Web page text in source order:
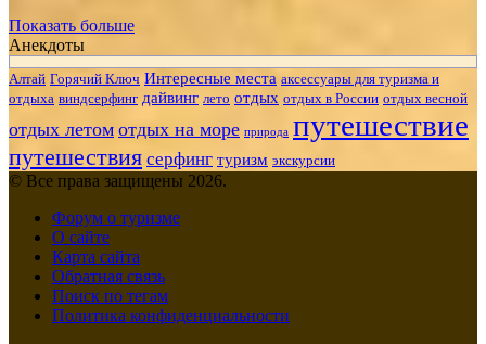
Показать больше
Анекдоты
Алтай Горячий Ключ Интересные места аксессуары для туризма и
отдыха виндсерфинг дайвинг лето отдых отдых в России отдых весной
отдых летом отдых на море природа путешествие
путешествия серфинг туризм экскурсии
© Все права защищены 2026.
Форум о туризме
О сайте
Карта сайта
Обратная связь
Поиск по тегам
Политика конфиденциальности